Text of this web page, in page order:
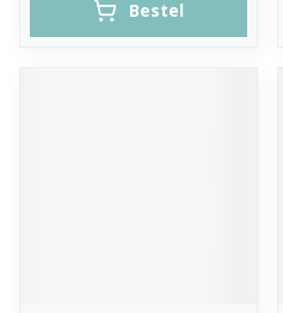
Bestel